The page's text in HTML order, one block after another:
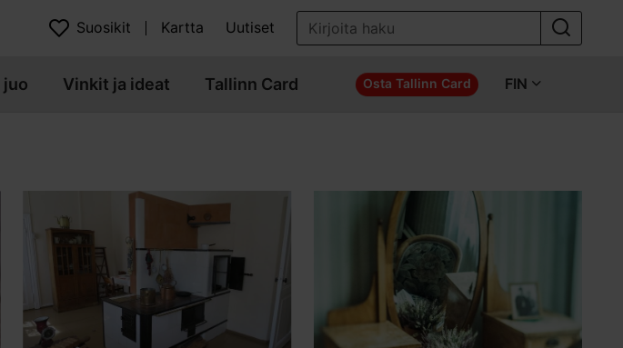
Suosikit Kartta Uutiset
juo Vinkit ja ideat Tallinn Card Osta Tallinn Card FIN